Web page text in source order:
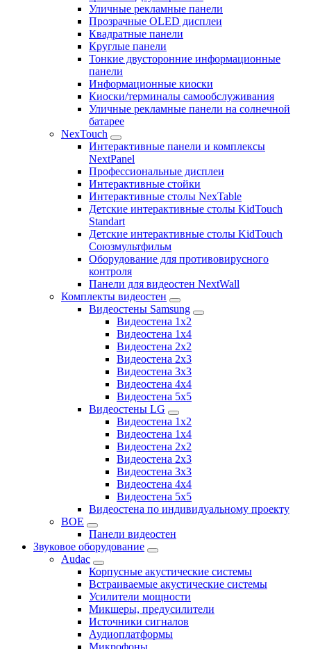
Уличные рекламные панели
Прозрачные OLED дисплеи
Квадратные панели
Круглые панели
Тонкие двусторонние информационные
панели
Информационные киоски
Киоски/терминалы самообслуживания
Уличные рекламные панели на солнечной
батарее
NexTouch
Интерактивные панели и комплексы
NextPanel
Профессиональные дисплеи
Интерактивные стойки
Интерактивные столы NexTable
Детские интерактивные столы KidTouch
Standart
Детские интерактивные столы KidTouch
Союзмультфильм
Оборудование для противовирусного
контроля
Панели для видеостен NextWall
Комплекты видеостен
Видеостены Samsung
Видеостена 1x2
Видеостена 1x4
Видеостена 2x2
Видеостена 2х3
Видеостена 3x3
Видеостена 4x4
Видеостена 5x5
Видеостены LG
Видеостена 1x2
Видеостена 1x4
Видеостена 2x2
Видеостена 2x3
Видеостена 3x3
Видеостена 4x4
Видеостена 5x5
Видеостена по индивидуальному проекту
BOE
Панели видеостен
Звуковое оборудование
Audac
Корпусные акустические системы
Встраиваемые акустические системы
Усилители мощности
Микшеры, предусилители
Источники сигналов
Аудиоплатформы
Микрофоны